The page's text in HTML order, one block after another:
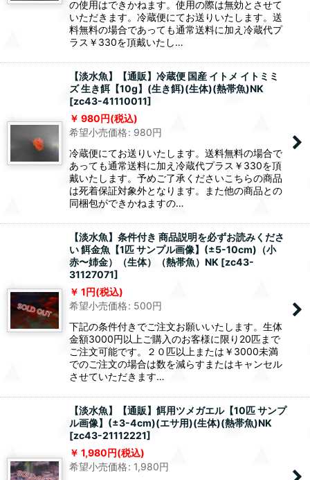
の使用はできかねます。使用の際は無効とさせて
いただきます。冷蔵便にてお送りいたします。送
料無料の場合であっても通常送料に加え冷蔵代プ
ラス￥330を頂戴いたし…
【淡水魚】【通販】冷蔵便 国産 イトメ イトミミ
ズ 生き餌【10g】(生き餌)(生体)(熱帯魚)NK
[zc43-41110011]
980円(税込)
希望小売価格: 980円
冷蔵便にてお送りいたします。送料無料の場合で
あっても通常送料に加え冷蔵代プラス￥330を頂
戴いたします。予めご了承くださいこちらの商品
は死着保証対象外となります。また他の商品との
同梱包ができかねますの…
【淡水魚】条件付き 商品説明を必ずお読みくださ
い 餌金魚【1匹 サンプル画像】(±5-10cm)（小
赤〜姉金）（生体）（熱帯魚）NK [zc43-
31127071]
1円(税込)
希望小売価格: 500円
下記の条件付きでご注文お願いいたします。生体
金額3000円以上ご購入のお客様に限り20匹まで
ご注文可能です。２０匹以上または￥3000未満
でのご注文の場合は数を減らすまたはキャンセル
させていただきます…
【淡水魚】【通販】餌用ツメガエル【10匹 サンプ
ル画像】(±3-4cm)(エサ用)(生体)(熱帯魚)NK
[zc43-21112221]
1,980円(税込)
希望小売価格: 1,980円